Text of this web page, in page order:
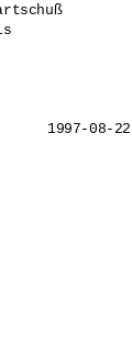
			1997-08-22